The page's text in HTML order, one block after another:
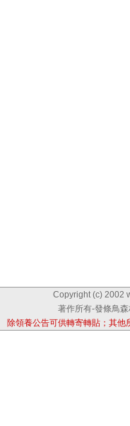
Copyright (c) 2002
著作所有-發條鳥
除領養公告可供轉寄轉貼；其